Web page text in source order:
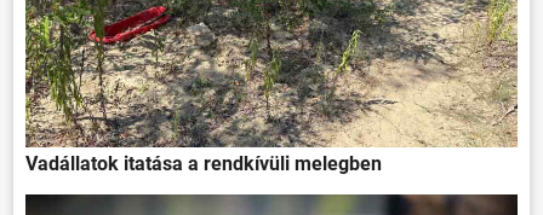
Vadállatok itatása a rendkívüli melegben